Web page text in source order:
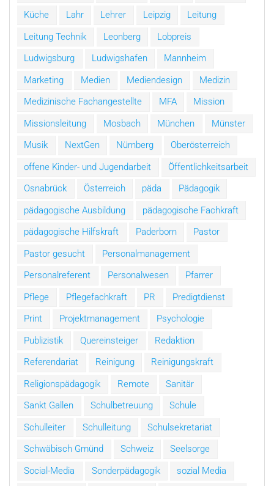
Küche Lahr Lehrer Leipzig
Leitung
Leitung Technik
Leonberg
Lobpreis
Ludwigsburg
Ludwigshafen
Mannheim
Marketing
Medien Mediendesign
Medizin
Medizinische Fachangestellte
MFA
Mission
Missionsleitung
Mosbach München
Münster
Musik
NextGen Nürnberg
Oberösterreich
offene Kinder- und Jugendarbeit
Öffentlichkeitsarbeit
Osnabrück
Österreich päda
Pädagogik
pädagogische Ausbildung
pädagogische Fachkraft
pädagogische Hilfskraft
Paderborn
Pastor
Pastor gesucht
Personalmanagement
Personalreferent
Personalwesen
Pfarrer
Pflege
Pflegefachkraft PR
Predigtdienst
Print
Projektmanagement
Psychologie
Publizistik
Quereinsteiger
Redaktion
Referendariat
Reinigung
Reinigungskraft
Religionspädagogik
Remote
Sanitär
Sankt Gallen
Schulbetreuung
Schule
Schulleiter
Schulleitung
Schulsekretariat
Schwäbisch Gmünd
Schweiz
Seelsorge
Social-Media
Sonderpädagogik
sozial Media